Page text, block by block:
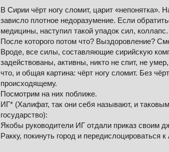
В Сирии чёрт ногу сломит, царит «непонятка».
зависло плотное недоразумение. Если
медицины, наступил такой упадок сил, коллапс.
После которого потом что? Выздоровление?
Вроде, все силы, составляющие сирийскую
задействованы, активны, никто не спит, не
что, и общая картина: чёрт ногу сломит. Без
происходящему.
Посмотрим на них поближе.
ИГ* (Халифат, так они себя называют, и
государство):
Якобы руководители ИГ отдали приказ своим
Ракку, покинуть город и передислоцироваться